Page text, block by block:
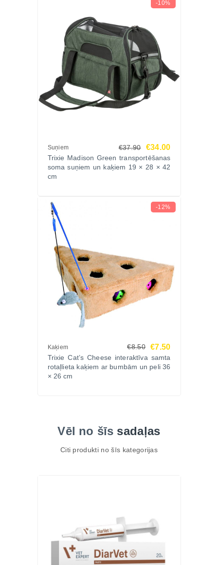
-10%
Suņiem €37.90 €34.00
Trixie Madison Green transportēšanas
soma suņiem un kaķiem 19 × 28 × 42
cm
-12%
Kaķiem €8.50 €7.50
Trixie Cat’s Cheese interaktīva samta
rotaļlieta kaķiem ar bumbām un peli 36
× 26 cm
Vēl no šīs sadaļas
Citi produkti no šīs kategorijas